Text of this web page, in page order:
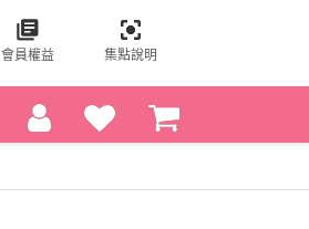
會員權益 集點說明